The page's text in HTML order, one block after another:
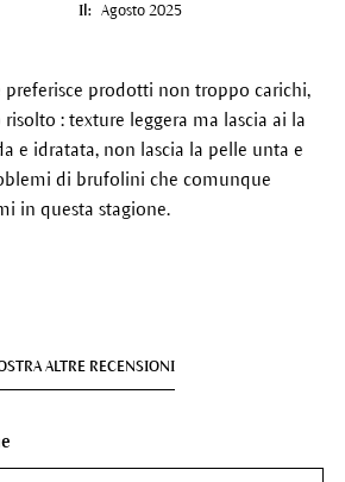
Il: Agosto 2025
prodotti non troppo carichi,
: texture leggera ma lascia ai la
e idratata, non lascia la pelle unta e
di brufolini che comunque
in questa stagione.
ALTRE RECENSIONI